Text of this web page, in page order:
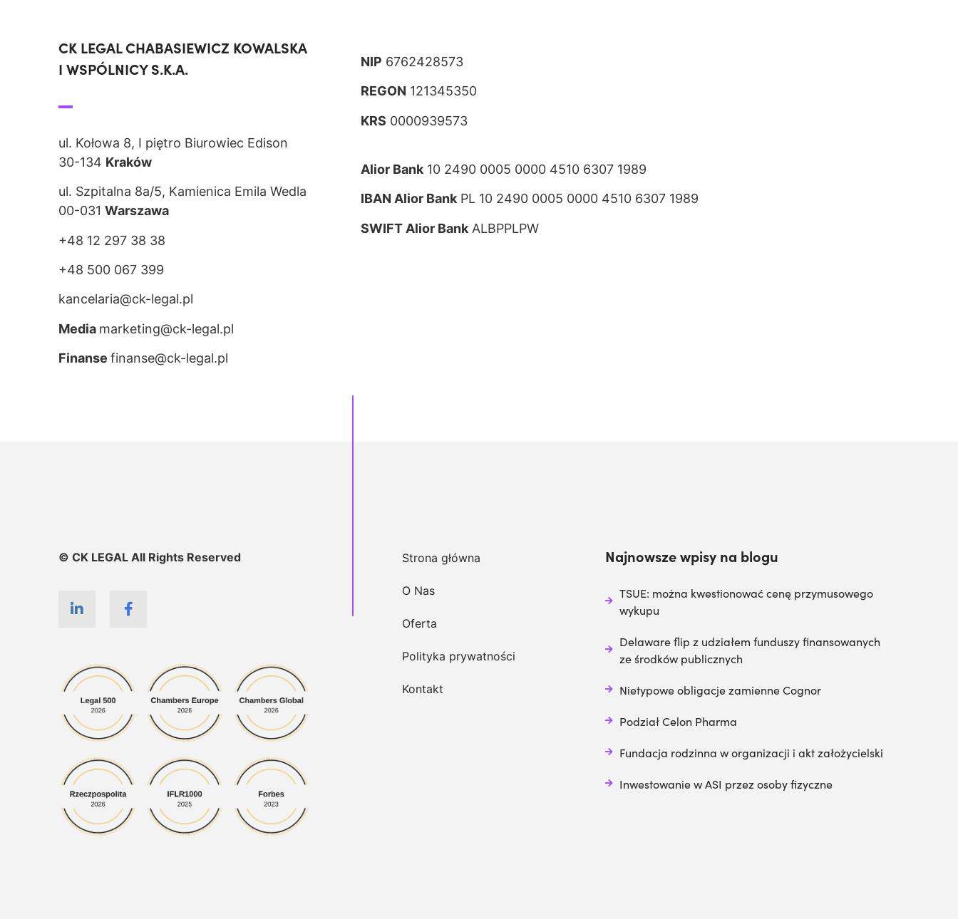
CK LEGAL CHABASIEWICZ KOWALSKA
I WSPÓLNICY S.K.A.
ul. Kołowa 8, I piętro Biurowiec Edison
30-134 Kraków
ul. Szpitalna 8a/5, Kamienica Emila Wedla
00-031 Warszawa
+48 12 297 38 38
+48 500 067 399
kancelaria@ck-legal.pl
Media marketing@ck-legal.pl
Finanse finanse@ck-legal.pl
NIP 6762428573
REGON 121345350
KRS 0000939573
Alior Bank 10 2490 0005 0000 4510 6307 1989
IBAN Alior BankPL 10 2490 0005 0000 4510 6307 1989
SWIFT Alior Bank ALBPPLPW
© CK LEGAL All Rights Reserved Strona główna
O Nas
Oferta
Polityka prywatności
Kontakt
Najnowsze wpisy na blogu
TSUE: można kwestionować cenę przymusowego
wykupu
Delaware flip z udziałem funduszy finansowanych
ze środków publicznych
Nietypowe obligacje zamienne Cognor
Podział Celon Pharma
Fundacja rodzinna w organizacji i akt założycielski
Inwestowanie w ASI przez osoby fizyczne